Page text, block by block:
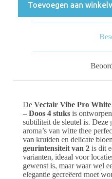
Toevoegen aan
De Vectair Vibe Pro
– Doos 4 stuksis
subtiliteit de sleutel is. Deze
aroma’s van witte thee
van kruiden en delicate
geurintensiteit van 2is dit
varianten, ideaal voor
gewenst is, maar waar wel
elegantie gecreëerd moet